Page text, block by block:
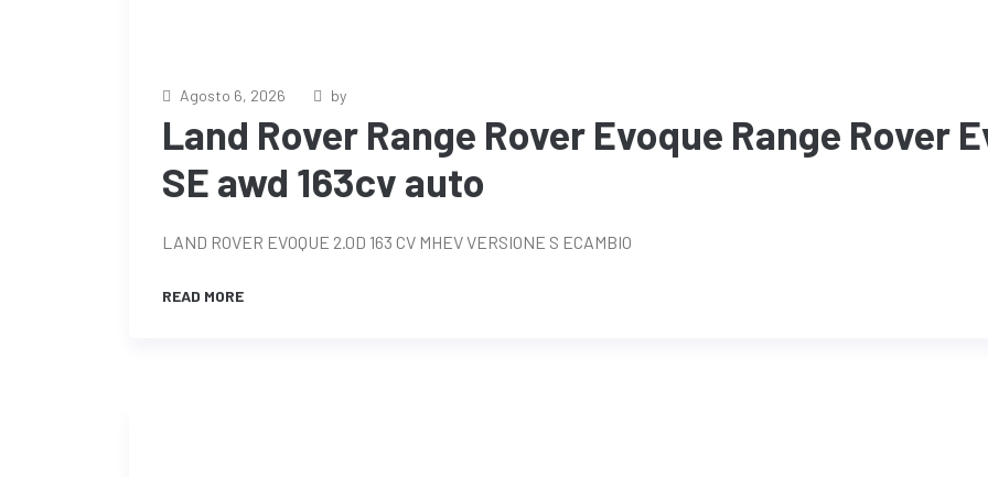
Agosto 6, 2026 by
Land Rover Range Rover Evoque Range Rover
SE awd 163cv auto
LAND ROVER EVOQUE 2.0D 163 CV MHEV VERSIONE S ECAMBIO
READ MORE